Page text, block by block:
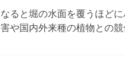
と堀の水面を覆うほど
や国内外来種の植物との